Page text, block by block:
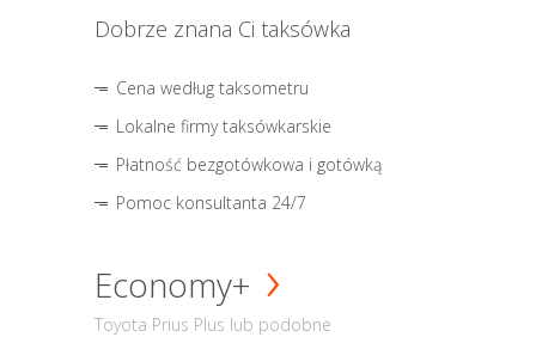
Dobrze znana Ci taksówka
Cena według taksometru
Lokalne firmy taksówkarskie
Płatność bezgotówkowa i gotówką
Pomoc konsultanta 24/7
Economy+
Toyota Prius Plus lub podobne